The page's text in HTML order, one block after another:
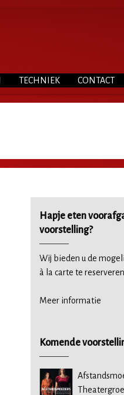
TECHNIEK CONTACT
Hapje eten
voorstelling?
Wij bieden u de
à la carte te
Meer informatie
Komende